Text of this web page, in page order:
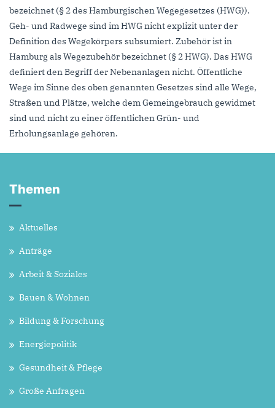
bezeichnet (§ 2 des Hamburgischen Wegegesetzes (HWG)).
Geh- und Radwege sind im HWG nicht explizit unter der
Definition des Wegekörpers subsumiert. Zubehör ist in
Hamburg als Wegezubehör bezeichnet (§ 2 HWG). Das HWG
definiert den Begriff der Nebenanlagen nicht. Öffentliche
Wege im Sinne des oben genannten Gesetzes sind alle Wege,
Straßen und Plätze, welche dem Gemeingebrauch gewidmet
sind und nicht zu einer öffentlichen Grün- und
Erholungsanlage gehören.
Themen
Aktuelles
Anträge
Arbeit & Soziales
Bauen & Wohnen
Bildung & Forschung
Energiepolitik
Gesundheit & Pflege
Große Anfragen